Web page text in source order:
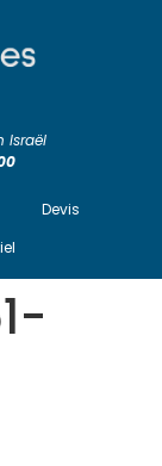
Israël
Devis